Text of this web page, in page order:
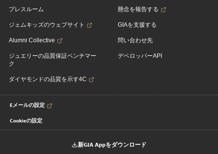
プレスルーム
ジェムキッズのウェブサイト
Alumni Collective
ジュエリーの品質保証ベンチマー
ク
ダイヤモンドの品質を示す4C
懸念を報告する
GIAを支援する
問い合わせ先
デベロッパーAPI
Eメールの設定
Cookieの設定
新GIA Appをダウンロード